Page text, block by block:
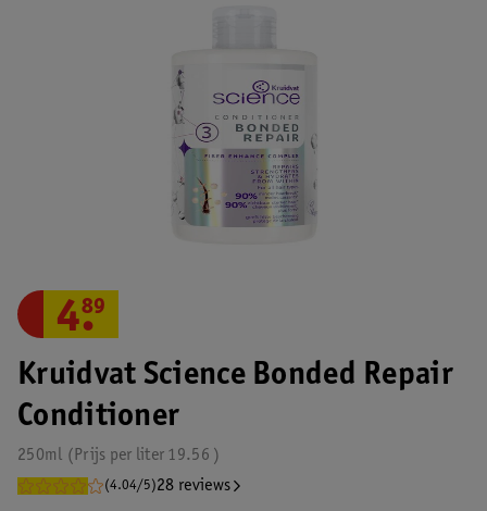
Kruidvat Science Bonded Repair
Conditioner
250ml 19.56
Prijs per liter
(4.04/5)28 reviews
4.
89